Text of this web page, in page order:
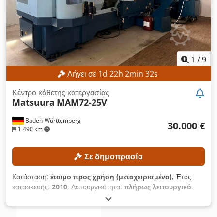
1 /9
Λήγει σε 1d 22h 2min 30s
Baden-Württemberg
1.490 km
Κέντρο κάθετης κατεργασίας
Matsuura MAM72-25V
30.000 €
Σε δημοπρασία
Κατάσταση: έτοιμο προς χρήση (μεταχειρισμένο), Έτος
κατασκευής: 2010, Λειτουργικότητα: πλήρως λειτουργικό,
αριθμός μηχανήματος/οχήματος:
550 χιλ., διαδρομή άξονα Y:410 χιλ., διαδρομή άξονα Z:450